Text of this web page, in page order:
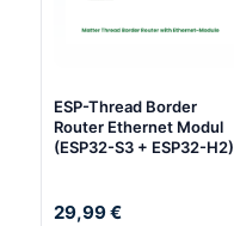
ESP-Thread Border
Router Ethernet Modul
(ESP32-S3 + ESP32-H2)
29,99€